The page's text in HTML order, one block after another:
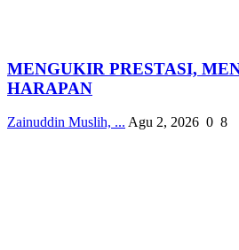
MENGUKIR PRESTASI,
HARAPAN
Zainuddin Muslih, ... Agu 2, 2026 0 8